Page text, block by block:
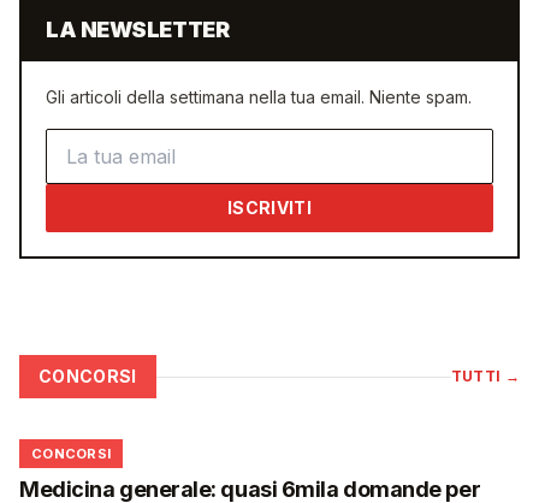
LA NEWSLETTER
Gli articoli della settimana nella tua email. Niente spam.
ISCRIVITI
CONCORSI TUTTI →
📋
CONCORSI
Medicina generale: quasi 6mila domande per